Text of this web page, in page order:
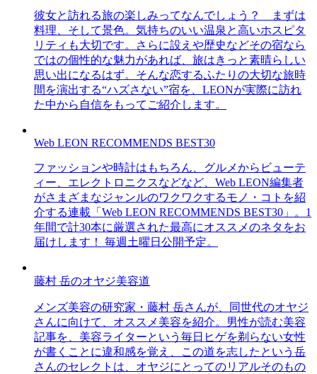
彼女と訪れる旅の楽しみってなんでしょう？ まずは
料理、そして景色。気持ちのいい温泉と高いホスピタ
リティも大切です。さらに設えや歴史などその宿なら
ではの個性的な魅力があれば、旅はきっと素晴らしい
思い出になるはず。そんな恋するふたりの大切な旅時
間を演出する“ハズさない”宿を、LEONが実際に訪れ
た中から自信をもってご紹介します。
Web LEON RECOMMENDS BEST30
ファッションや時計はもちろん、グルメからビューテ
ィー、エレクトロニクスなどなど、Web LEON編集者
がさまざまなジャンルのワクワクするモノ・コトを紹
介する連載「Web LEON RECOMMENDS BEST30」。1
年間で計30本に厳選された最高にオススメのネタをお
届けします！ 毎週土曜日公開予定。
藤村 岳のオヤジ美容道
メンズ美容の研究家・藤村 岳さんが、同世代のオヤジ
さんに向けて、オススメ美容を紹介。男性が読む美容
記事を、美容ライターという毎日ヒゲを剃らない女性
が書くことに違和感を覚え、この道を志したという岳
さんのセレクトは、オヤジにとってのリアルそのもの